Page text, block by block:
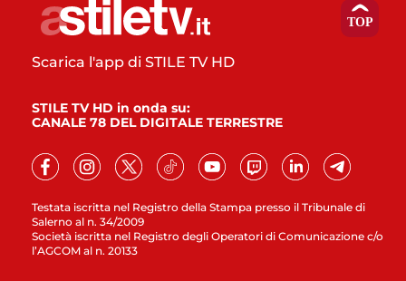
Testata iscritta nel Registro della Stampa presso il Tribunale di
Salerno al n. 34/2009
Società iscritta nel Registro degli Operatori di Comunicazione c/o
l’AGCOM al n. 20133
Scarica l'app di STILE TV HD
STILE TV HD in onda su:
CANALE 78 DEL DIGITALE TERRESTRE